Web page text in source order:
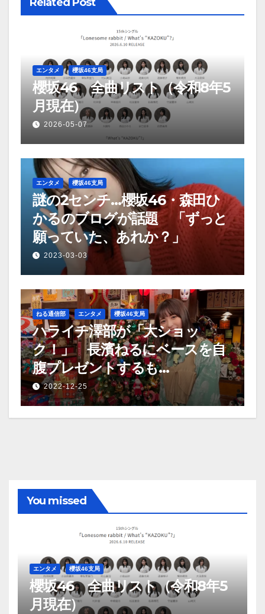
シ
ン
エンタメ 櫻坂46支局
櫻坂46 全曲リスト（令和8年5
月現在）
2026-05-07
エンタメ 櫻坂46支局
謎の2センチ…櫻坂46・森田ひ
かるのブログが話題 「ずっと
願っていた、あれか？」
2023-03-03
ねる通信部 エンタメ 櫻坂46支局
ハライチ澤部が「大ショッ
ク！」 長濱ねるにベースを自
腹プレゼントするも…
2022-12-25
You missed
エンタメ 櫻坂46支局
櫻坂46 全曲リスト（令和8年5
月現在）